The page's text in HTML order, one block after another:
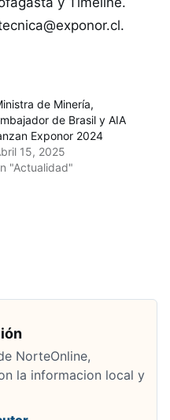
.
de Minería,
de Brasil y AIA
Exponor 2024
15, 2025
"Actualidad"
NorteOnline,
la informacion local y